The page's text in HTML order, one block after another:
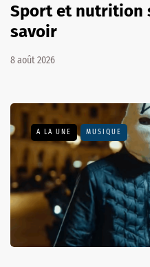
Sport et nutrition
savoir
8 août 2026
A LA UNE MUSIQUE